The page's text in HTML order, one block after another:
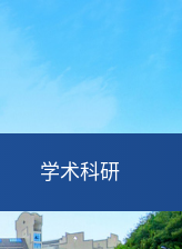
学术科研